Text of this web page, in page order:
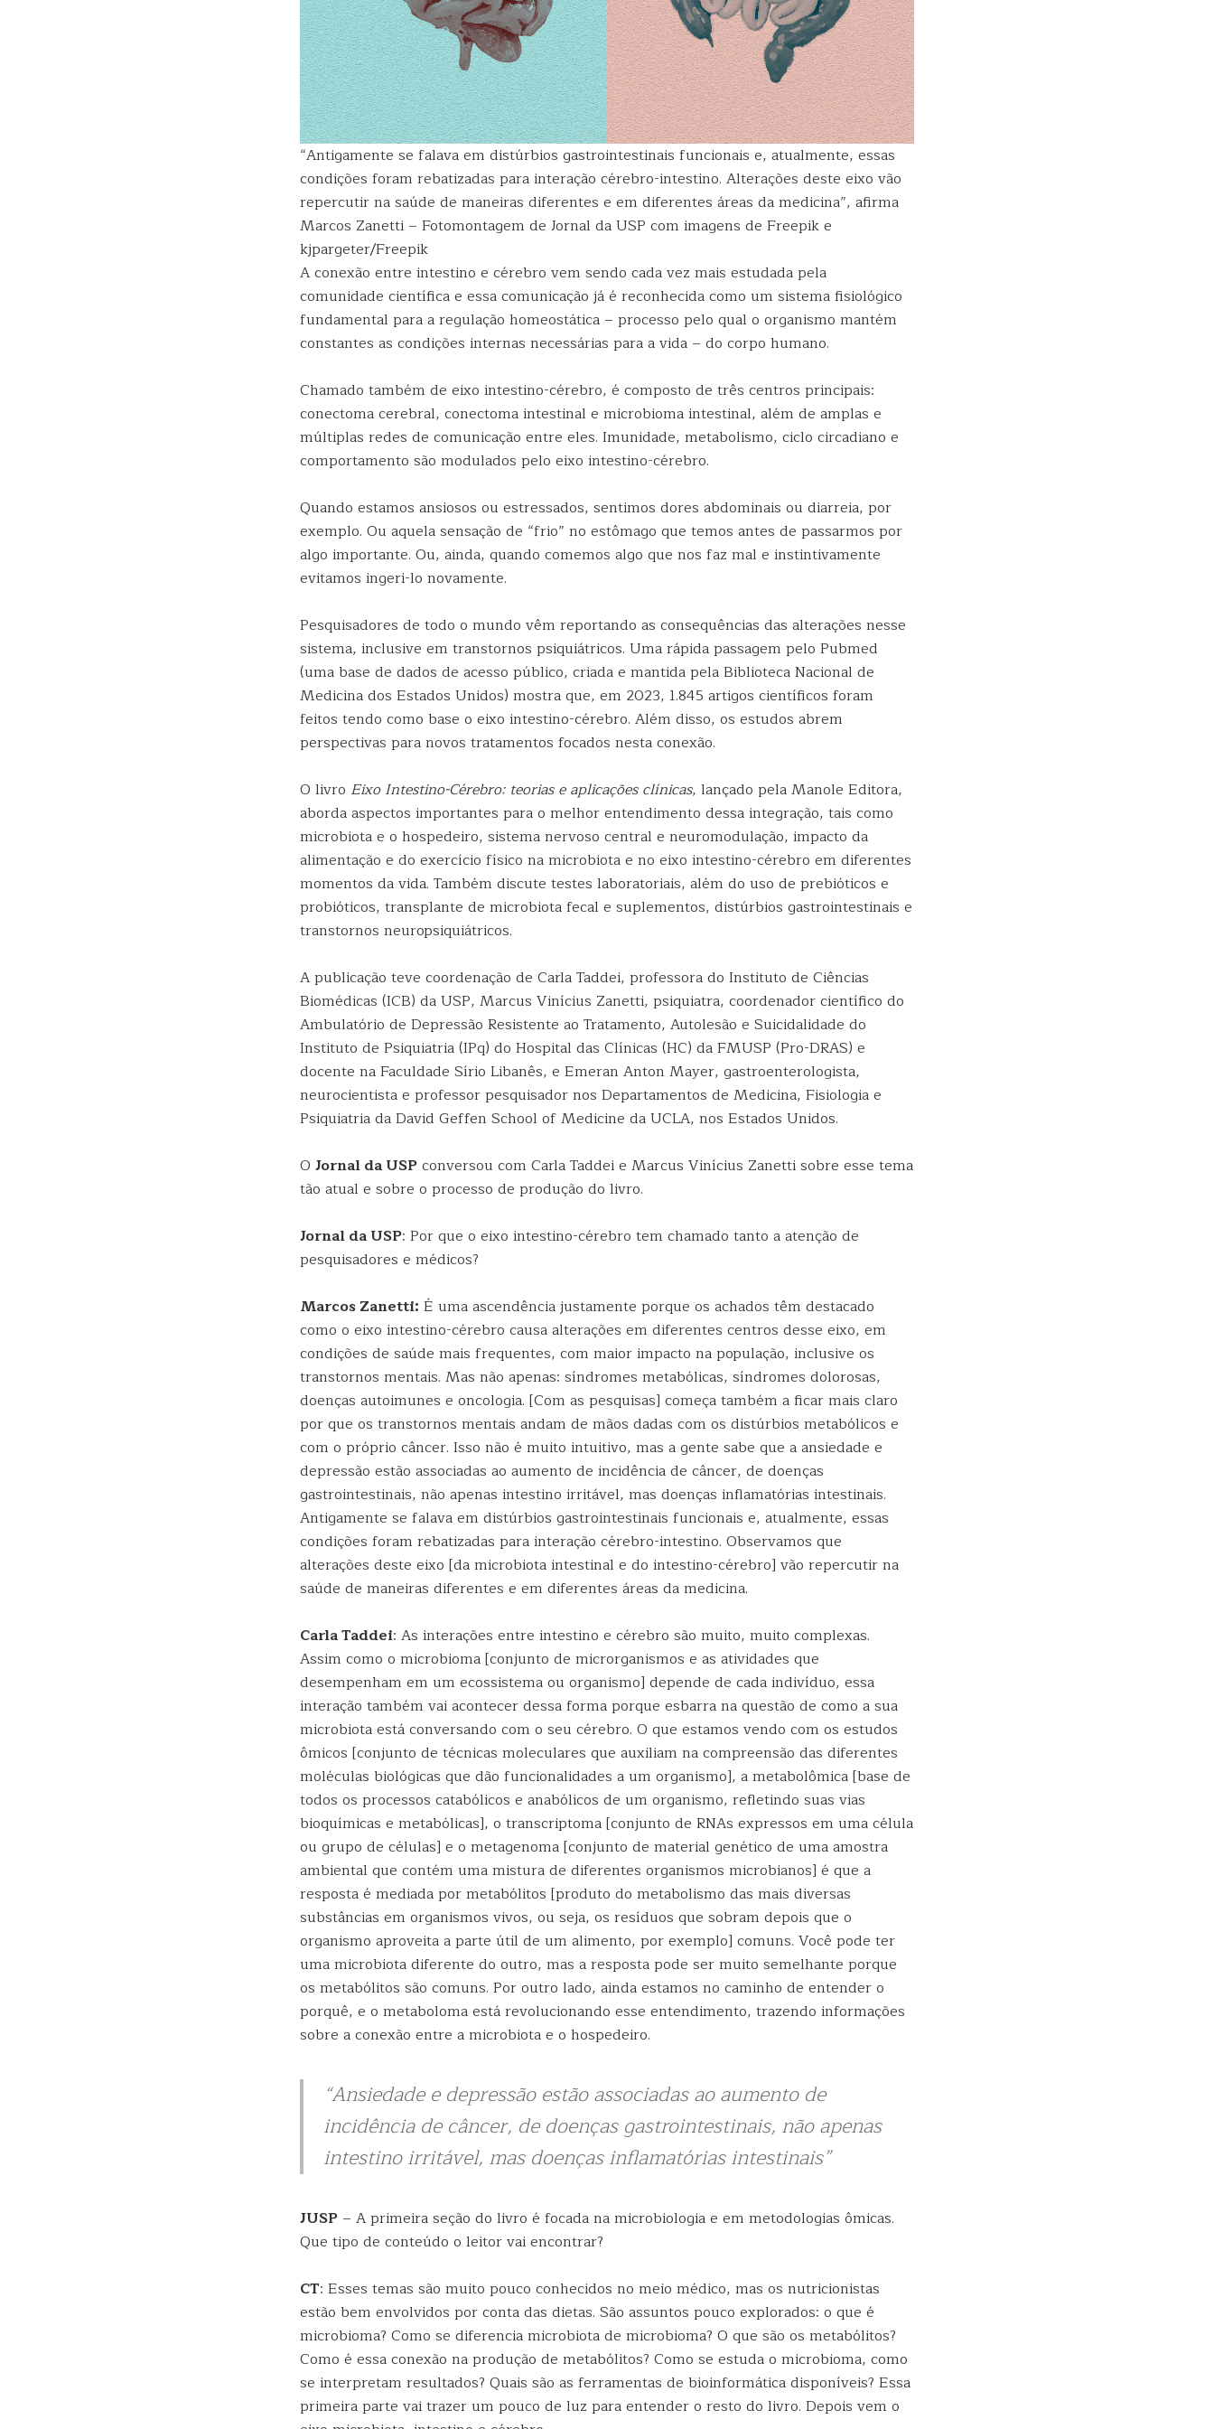
“Antigamente se falava em distúrbios gastrointestinais funcionais e, atualmente, essas
condições foram rebatizadas para interação cérebro-intestino. Alterações deste eixo vão
repercutir na saúde de maneiras diferentes e em diferentes áreas da medicina”, afirma
Marcos Zanetti – Fotomontagem de Jornal da USP com imagens de Freepik e
kjpargeter/Freepik
A conexão entre intestino e cérebro vem sendo cada vez mais estudada pela
comunidade científica e essa comunicação já é reconhecida como um sistema fisiológico
fundamental para a regulação homeostática – processo pelo qual o organismo mantém
constantes as condições internas necessárias para a vida – do corpo humano.
Chamado também de eixo intestino-cérebro, é composto de três centros principais:
conectoma cerebral, conectoma intestinal e microbioma intestinal, além de amplas e
múltiplas redes de comunicação entre eles. Imunidade, metabolismo, ciclo circadiano e
comportamento são modulados pelo eixo intestino-cérebro.
Quando estamos ansiosos ou estressados, sentimos dores abdominais ou diarreia, por
exemplo. Ou aquela sensação de “frio” no estômago que temos antes de passarmos por
algo importante. Ou, ainda, quando comemos algo que nos faz mal e instintivamente
evitamos ingeri-lo novamente.
Pesquisadores de todo o mundo vêm reportando as consequências das alterações nesse
sistema, inclusive em transtornos psiquiátricos. Uma rápida passagem pelo Pubmed
(uma base de dados de acesso público, criada e mantida pela Biblioteca Nacional de
Medicina dos Estados Unidos) mostra que, em 2023, 1.845 artigos científicos foram
feitos tendo como base o eixo intestino-cérebro. Além disso, os estudos abrem
perspectivas para novos tratamentos focados nesta conexão.
O livro Eixo Intestino-Cérebro: teorias e aplicações clínicas, lançado pela Manole Editora,
aborda aspectos importantes para o melhor entendimento dessa integração, tais como
microbiota e o hospedeiro, sistema nervoso central e neuromodulação, impacto da
alimentação e do exercício físico na microbiota e no eixo intestino-cérebro em diferentes
momentos da vida. Também discute testes laboratoriais, além do uso de prebióticos e
probióticos, transplante de microbiota fecal e suplementos, distúrbios gastrointestinais e
transtornos neuropsiquiátricos.
A publicação teve coordenação de Carla Taddei, professora do Instituto de Ciências
Biomédicas (ICB) da USP, Marcus Vinícius Zanetti, psiquiatra, coordenador científico do
Ambulatório de Depressão Resistente ao Tratamento, Autolesão e Suicidalidade do
Instituto de Psiquiatria (IPq) do Hospital das Clínicas (HC) da FMUSP (Pro-DRAS) e
docente na Faculdade Sírio Libanês, e Emeran Anton Mayer, gastroenterologista,
neurocientista e professor pesquisador nos Departamentos de Medicina, Fisiologia e
Psiquiatria da David Geffen School of Medicine da UCLA, nos Estados Unidos.
O Jornal da USPconversou com Carla Taddei e Marcus Vinícius Zanetti sobre esse tema
tão atual e sobre o processo de produção do livro.
Jornal da USP: Por que o eixo intestino-cérebro tem chamado tanto a atenção de
pesquisadores e médicos?
Marcos Zanetti: É uma ascendência justamente porque os achados têm destacado
como o eixo intestino-cérebro causa alterações em diferentes centros desse eixo, em
condições de saúde mais frequentes, com maior impacto na população, inclusive os
transtornos mentais. Mas não apenas: síndromes metabólicas, síndromes dolorosas,
doenças autoimunes e oncologia. [Com as pesquisas] começa também a ficar mais claro
por que os transtornos mentais andam de mãos dadas com os distúrbios metabólicos e
com o próprio câncer. Isso não é muito intuitivo, mas a gente sabe que a ansiedade e
depressão estão associadas ao aumento de incidência de câncer, de doenças
gastrointestinais, não apenas intestino irritável, mas doenças inflamatórias intestinais.
Antigamente se falava em distúrbios gastrointestinais funcionais e, atualmente, essas
condições foram rebatizadas para interação cérebro-intestino. Observamos que
alterações deste eixo [da microbiota intestinal e do intestino-cérebro] vão repercutir na
saúde de maneiras diferentes e em diferentes áreas da medicina.
Carla Taddei: As interações entre intestino e cérebro são muito, muito complexas.
Assim como o microbioma [conjunto de microrganismos e as atividades que
desempenham em um ecossistema ou organismo] depende de cada indivíduo, essa
interação também vai acontecer dessa forma porque esbarra na questão de como a sua
microbiota está conversando com o seu cérebro. O que estamos vendo com os estudos
ômicos [conjunto de técnicas moleculares que auxiliam na compreensão das diferentes
moléculas biológicas que dão funcionalidades a um organismo], a metabolômica [base de
todos os processos catabólicos e anabólicos de um organismo, refletindo suas vias
bioquímicas e metabólicas], o transcriptoma [conjunto de RNAs expressos em uma célula
ou grupo de células] e o metagenoma [conjunto de material genético de uma amostra
ambiental que contém uma mistura de diferentes organismos microbianos] é que a
resposta é mediada por metabólitos [produto do metabolismo das mais diversas
substâncias em organismos vivos, ou seja, os resíduos que sobram depois que o
organismo aproveita a parte útil de um alimento, por exemplo] comuns. Você pode ter
uma microbiota diferente do outro, mas a resposta pode ser muito semelhante porque
os metabólitos são comuns. Por outro lado, ainda estamos no caminho de entender o
porquê, e o metaboloma está revolucionando esse entendimento, trazendo informações
sobre a conexão entre a microbiota e o hospedeiro.
“Ansiedade e depressão estão associadas ao aumento de
incidência de câncer, de doenças gastrointestinais, não apenas
intestino irritável, mas doenças inflamatórias intestinais”
JUSP – A primeira seção do livro é focada na microbiologia e em metodologias ômicas.
Que tipo de conteúdo o leitor vai encontrar?
CT: Esses temas são muito pouco conhecidos no meio médico, mas os nutricionistas
estão bem envolvidos por conta das dietas. São assuntos pouco explorados: o que é
microbioma? Como se diferencia microbiota de microbioma? O que são os metabólitos?
Como é essa conexão na produção de metabólitos? Como se estuda o microbioma, como
se interpretam resultados? Quais são as ferramentas de bioinformática disponíveis? Essa
primeira parte vai trazer um pouco de luz para entender o resto do livro. Depois vem o